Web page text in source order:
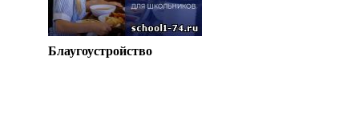
Блаугоустройство